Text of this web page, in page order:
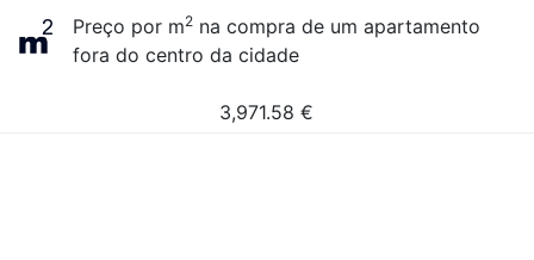
Preço por m2 na compra de um apartamento
fora do centro da cidade
3,971.58 €